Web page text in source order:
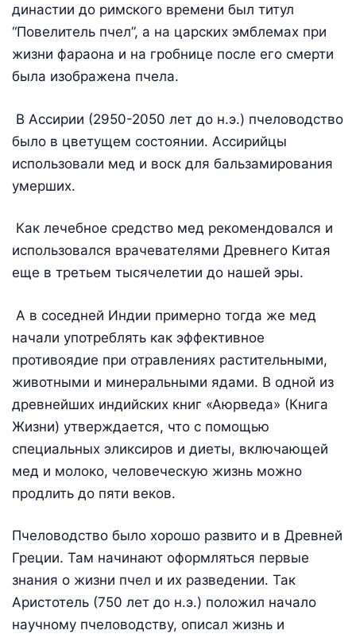
династии до римского времени был титул
“Повелитель пчел”, а на царских эмблемах при
жизни фараона и на гробнице после его смерти
была изображена пчела.
В Ассирии (2950-2050 лет до н.э.) пчеловодство
было в цветущем состоянии. Ассирийцы
использовали мед и воск для бальзамирования
умерших.
Как лечебное средство мед рекомендовался и
использовался врачевателями Древнего Китая
еще в третьем тысячелетии до нашей эры.
А в соседней Индии примерно тогда же мед
начали употреблять как эффективное
противоядие при отравлениях растительными,
животными и минеральными ядами. В одной из
древнейших индийских книг «Аюрведа» (Книга
Жизни) утверждается, что с помощью
специальных эликсиров и диеты, включающей
мед и молоко, человеческую жизнь можно
продлить до пяти веков.
Пчеловодство было хорошо развито и в Древней
Греции. Там начинают оформляться первые
знания о жизни пчел и их разведении. Так
Аристотель (750 лет до н.э.) положил начало
научному пчеловодству, описал жизнь и